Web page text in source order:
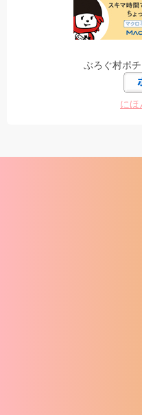
ぶろぐ村ポ
に